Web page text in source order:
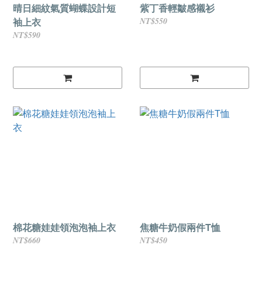
晴日細紋氣質蝴蝶設計短
袖上衣
NT$590
紫丁香輕皺感襯衫
NT$550
棉花糖娃娃領泡泡袖上衣
NT$660
焦糖牛奶假兩件T恤
NT$450